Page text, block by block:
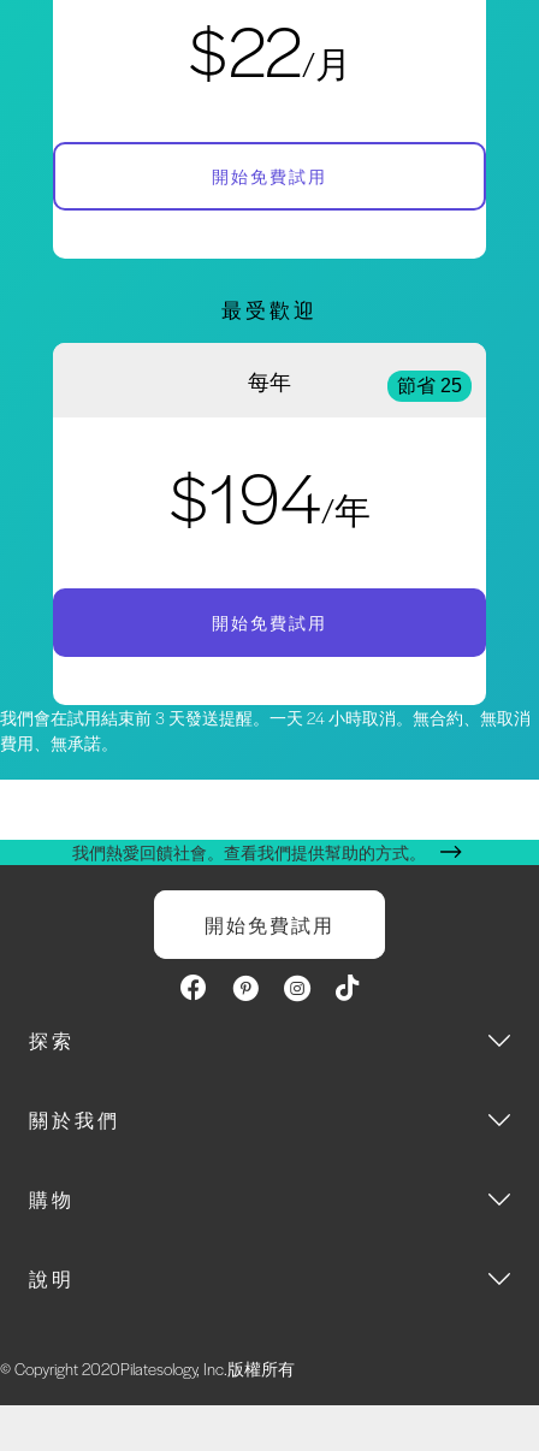
$22/月
開始免費試用
最受歡迎
每年 節省 25
$194/年
開始免費試用
我們會在試用結束前 3 天發送提醒。一天 24 小時取消。無合約、無取消
費用、無承諾。
我們熱愛回饋社會。查看我們提供幫助的方式。
開始免費試用
探索
關於我們
購物
說明
© Copyright 2020Pilatesology, Inc.版權所有